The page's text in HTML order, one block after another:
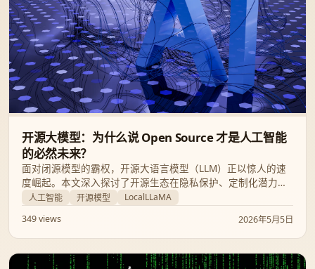
开源大模型：为什么说 Open Source 才是人工智能
的必然未来？
面对闭源模型的霸权，开源大语言模型（LLM）正以惊人的速
度崛起。本文深入探讨了开源生态在隐私保护、定制化潜力及
成本效益方面的核心优势，揭示了为何 LocalLLaMA 社区所代
人工智能 开源模型
LocalLLaMA
349 views
2026年5月5日